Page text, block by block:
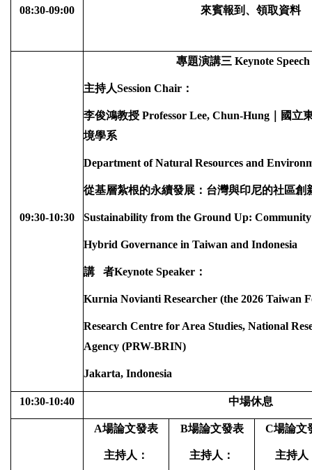
08:30-09:00 來賓報到、領取資料
09:30-10:30
專題演講三 Keynote
主持人Session Chair ：
李俊鴻教授 Professor Lee, Chun-Hung ｜國立
境學系
Department of Natural Resources and
從基層紮根的永續發展：台灣與印尼的社區創
Sustainability from the Ground Up:
Hybrid Governance in Taiwan and Indonesia
講 者Keynote Speaker ：
Kurnia Novianti Researcher (the 2026 Taiwan
Research Centre for Area Studies, National
Agency (PRW-BRIN)
Jakarta, Indonesia
10:30-10:40 中場休息
A場論文發表
主持人：
B場論文發表
主持人：
C場論文
主持人